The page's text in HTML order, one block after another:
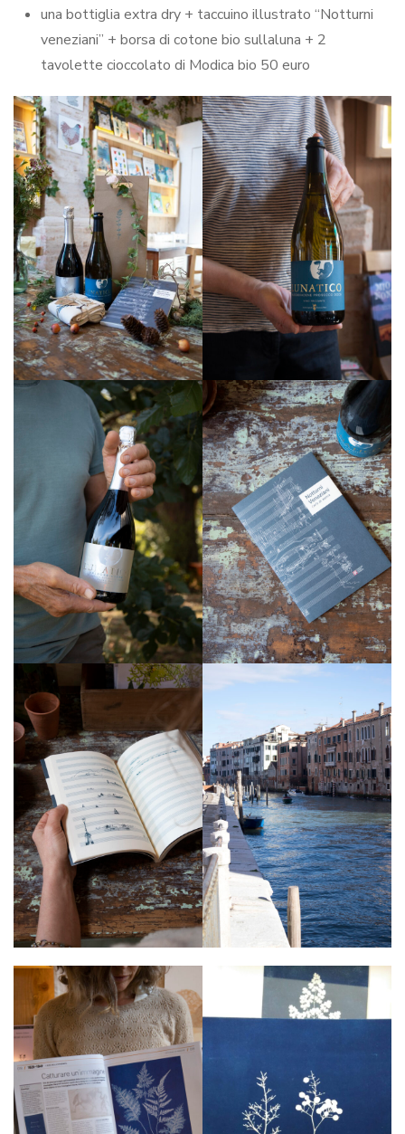
una bottiglia extra dry + taccuino illustrato “Notturni
veneziani” + borsa di cotone bio sullaluna + 2
tavolette cioccolato di Modica bio 50 euro